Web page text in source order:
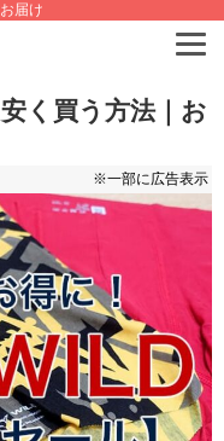
届け
く買う方法｜お
※一部に広告表示